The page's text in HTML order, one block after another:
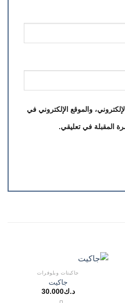
والموقع الإلكتروني في
المقبلة في تعليقي.
جاكيتات وبلوفرات
جاكيت
د.ك30.000